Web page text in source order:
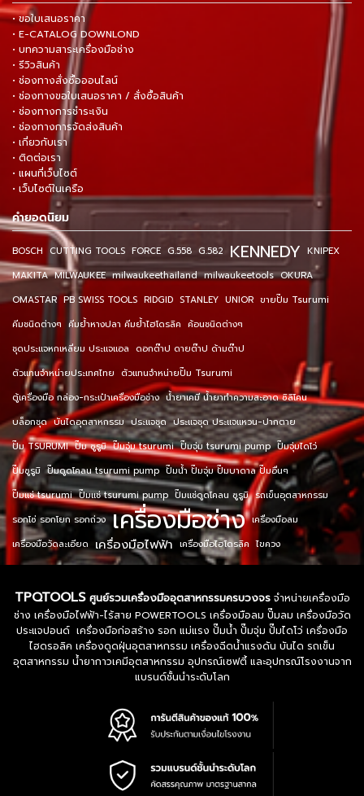
• ขอใบเสนอราคา
• E-CATALOG DOWNLOND
• บทความสาระเครื่องมือช่าง
• รีวิวสินค้า
• ช่องทางสั่งซื้อออนไลน์
• ช่องทางขอใบเสนอราคา / สั่งซื้อสินค้า
• ช่องทางการชำระเงิน
• ช่องทางการจัดส่งสินค้า
• เกี่ยวกับเรา
• ติดต่อเรา
• แผนที่เว็บไซต์
• เว็บไซต์ในเครือ
คำยอดนิยม
BOSCH CUTTING TOOLS FORCE G.558 G.582 KENNEDY KNIPEX
MAKITA MILWAUKEE milwaukeethailand milwaukeetools OKURA
OMASTAR PB SWISS TOOLS RIDGID STANLEY UNIOR ขายปั๊ม Tsurumi
คีมชนิดต่างๆ คีมย้ำหางปลา คีมย้ำไฮโดรลิค ค้อนชนิดต่างๆ
ชุดประแจหกเหลี่ยม ประแจแอล ดอกต๊าป ดายต๊าป ด้ามต๊าป
ตัวแทนจำหน่ายประเทศไทย ตัวแทนจำหน่ายปั๊ม Tsurumi
ตู้เครื่องมือ กล่อง-กระเป๋าเครื่องมือช่าง น้ำยาเคมี น้ำยาทำความสะอาด ซิลิโคน
บล็อกชุด บันไดอุตสาหกรรม ประแจชุด ประแจชุด ประแจแหวน-ปากตาย
ปั๊ม TSURUMI ปั๊ม ซูรูมิ ปั๊มจุ่ม tsurumi ปั๊มจุ่ม tsurumi pump ปั๊มจุ่มไดโว่
ปั๊มซูรูมิ ปั๊มดูดโคลน tsurumi pump ปั๊มน้ำ ปั๊มจุ่ม ปั๊มบาดาล ปั๊มอื่นๆ
ปั๊มแช่ tsurumi ปั๊มแช่ tsurumi pump ปั๊มแช่ดูดโคลน ซูรูมิ รถเข็นอุตสาหกรรม
รอกโซ่ รอกโยก รอกถ่วง เครื่องมือช่าง เครื่องมือลม
เครื่องมือวัดละเอียด เครื่องมือไฟฟ้า เครื่องมือไฮโดรลิค ไขควง
TPQTOOLS ศูนย์รวมเครื่องมืออุตสาหกรรมครบวงจรจำหน่ายเครื่องมือ
ช่าง เครื่องมือไฟฟ้า-ไร้สาย POWERTOOLS เครื่องมือลม ปั๊มลม เครื่องมือวัด
ประแจปอนด์ เครื่องมือก่อสร้าง รอก แม่แรง ปั๊มน้ำ ปั๊มจุ่ม ปั๊มไดโว่ เครื่องมือ
ไฮดรอลิค เครื่องดูดฝุ่นอุตสาหกรรม เครื่องฉีดน้ำแรงดัน บันได รถเข็น
อุตสาหกรรม น้ำยากาวเคมีอุตสาหกรรม อุปกรณ์เซฟตี้ และอุปกรณ์โรงงานจาก
แบรนด์ชั้นนำระดับโลก